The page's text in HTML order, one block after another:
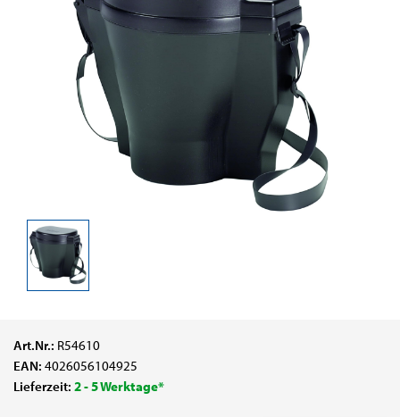
Art.Nr.: R54610
EAN: 4026056104925
Lieferzeit: 2 - 5 Werktage*